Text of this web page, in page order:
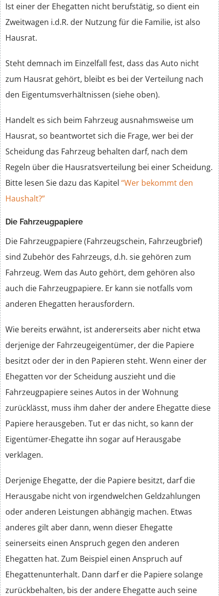
Ist einer der Ehegatten nicht berufstätig, so dient ein
Zweitwagen i.d.R. der Nutzung für die Familie, ist also
Hausrat.
Steht demnach im Einzelfall fest, dass das Auto nicht
zum Hausrat gehört, bleibt es bei der Verteilung nach
den Eigentumsverhältnissen (siehe oben).
Handelt es sich beim Fahrzeug ausnahmsweise um
Hausrat, so beantwortet sich die Frage, wer bei der
Scheidung das Fahrzeug behalten darf, nach dem
Regeln über die Hausratsverteilung bei einer Scheidung.
Bitte lesen Sie dazu das Kapitel “Wer bekommt den
Haushalt?”
Die Fahrzeugpapiere
Die Fahrzeugpapiere (Fahrzeugschein, Fahrzeugbrief)
sind Zubehör des Fahrzeugs, d.h. sie gehören zum
Fahrzeug. Wem das Auto gehört, dem gehören also
auch die Fahrzeugpapiere. Er kann sie notfalls vom
anderen Ehegatten herausfordern.
Wie bereits erwähnt, ist andererseits aber nicht etwa
derjenige der Fahrzeugeigentümer, der die Papiere
besitzt oder der in den Papieren steht. Wenn einer der
Ehegatten vor der Scheidung auszieht und die
Fahrzeugpapiere seines Autos in der Wohnung
zurücklässt, muss ihm daher der andere Ehegatte diese
Papiere herausgeben. Tut er das nicht, so kann der
Eigentümer-Ehegatte ihn sogar auf Herausgabe
verklagen.
Derjenige Ehegatte, der die Papiere besitzt, darf die
Herausgabe nicht von irgendwelchen Geldzahlungen
oder anderen Leistungen abhängig machen. Etwas
anderes gilt aber dann, wenn dieser Ehegatte
seinerseits einen Anspruch gegen den anderen
Ehegatten hat. Zum Beispiel einen Anspruch auf
Ehegattenunterhalt. Dann darf er die Papiere solange
zurückbehalten, bis der andere Ehegatte auch seine